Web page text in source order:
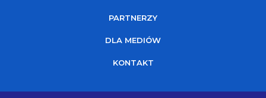
PARTNERZY
DLA MEDIÓW
KONTAKT